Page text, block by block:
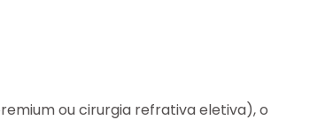
ou cirurgia refrativa eletiva), o